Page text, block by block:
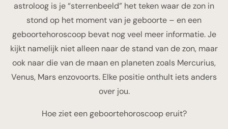
astroloog is je “sterrenbeeld” het teken waar de zon in
stond op het moment van je geboorte – en een
geboortehoroscoop bevat nog veel meer informatie. Je
kijkt namelijk niet alleen naar de stand van de zon, maar
ook naar die van de maan en planeten zoals Mercurius,
Venus, Mars enzovoorts. Elke positie onthult iets anders
over jou.
Hoe ziet een geboortehoroscoop eruit?